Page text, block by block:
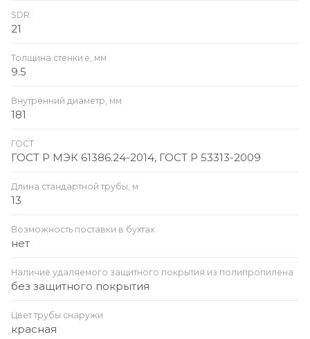
SDR
21
Толщина стенки e, мм
9.5
Внутренний диаметр, мм
181
ГОСТ
ГОСТ Р МЭК 61386.24-2014, ГОСТ Р 53313-2009
Длина стандартной трубы, м
13
Возможность поставки в бухтах
нет
Наличие удаляемого защитного покрытия из полипропилена
без защитного покрытия
Цвет трубы снаружи
красная